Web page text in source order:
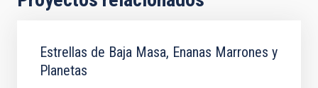
Estrellas de Baja Masa, Enanas Marrones y
Planetas